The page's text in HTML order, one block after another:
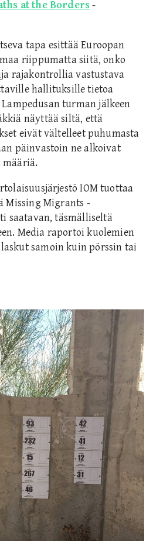
at the Borders-
tapa esittää Euroopan
riippumatta siitä, onko
rajakontrollia vastustava
hallituksille tietoa
Lampedusan turman jälkeen
näyttää siltä, että
eivät vältelleet puhumasta
päinvastoin ne alkoivat
IOM tuottaa
Missing Migrants -
saatavan, täsmälliseltä
Media raportoi kuolemien
samoin kuin pörssin tai